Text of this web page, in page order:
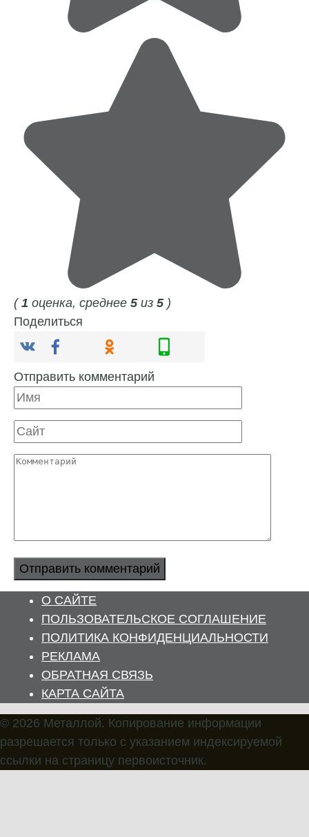
(1 оценка, среднее 5из 5)
Поделиться
Отправить комментарий
Имя
Сайт
Комментарий
О САЙТЕ
ПОЛЬЗОВАТЕЛЬСКОЕ СОГЛАШЕНИЕ
ПОЛИТИКА КОНФИДЕНЦИАЛЬНОСТИ
РЕКЛАМА
ОБРАТНАЯ СВЯЗЬ
КАРТА САЙТА
© 2026 Металлой. Копирование информации
разрешается только с указанием индексируемой
ссылки на страницу первоисточник.